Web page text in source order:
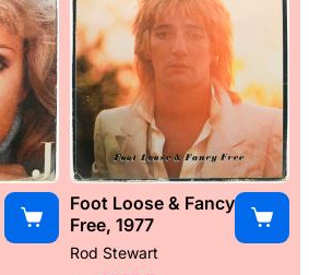
Foot Loose & Fancy
Free, 1977
Rod Stewart